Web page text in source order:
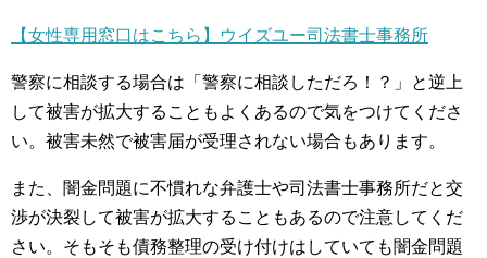
【女性専用窓口はこちら】ウイズユー司法書士事務所
警察に相談する場合は「警察に相談しただろ！？」と逆上
して被害が拡大することもよくあるので気をつけてくださ
い。被害未然で被害届が受理されない場合もあります。
また、闇金問題に不慣れな弁護士や司法書士事務所だと交
渉が決裂して被害が拡大することもあるので注意してくだ
さい。そもそも債務整理の受け付けはしていても闇金問題